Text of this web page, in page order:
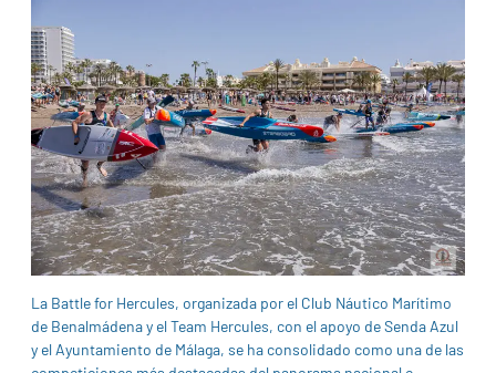
La Battle for Hercules, organizada por el Club Náutico Marítimo
de Benalmádena y el Team Hercules, con el apoyo de Senda Azul
y el Ayuntamiento de Málaga, se ha consolidado como una de las